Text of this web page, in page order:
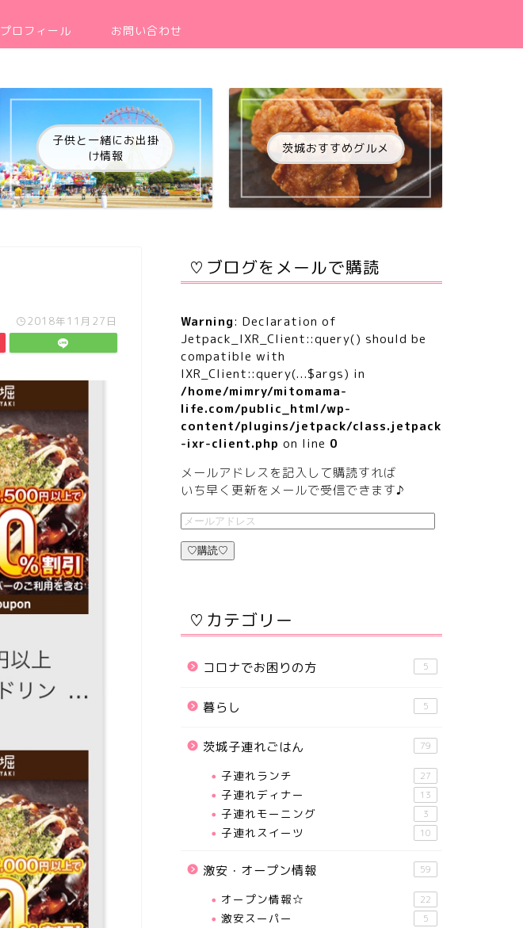
プロフィール お問い合わせ
子供と一緒にお出掛
け情報
茨城おすすめグルメ
2018年11月27日
♡ブログをメールで購読
Warning: Declaration of
Jetpack_IXR_Client::query() should be
compatible with
IXR_Client::query(...$args) in
/home/mimry/mitomama-
life.com/public_html/wp-
content/plugins/jetpack/class.jetpack
-ixr-client.php on line 0
メールアドレスを記入して購読すれば
いち早く更新をメールで受信できます♪
♡購読♡
♡カテゴリー
コロナでお困りの方 5
暮らし 5
茨城子連れごはん 79
子連れランチ 27
子連れディナー 13
子連れモーニング 3
子連れスイーツ 10
激安・オープン情報 59
オープン情報☆ 22
激安スーパー 5